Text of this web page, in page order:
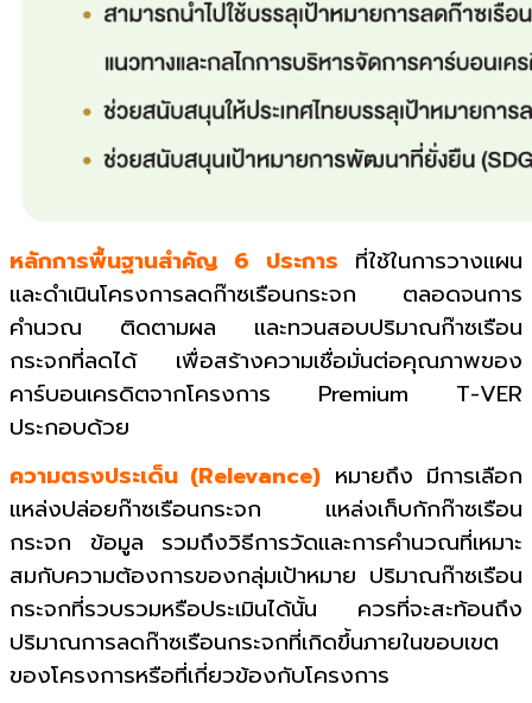
หลักการพื้นฐานสำคัญ 6 ประการ ที่ใช้ในการวางแผน
และดำเนินโครงการลดก๊าซเรือนกระจก ตลอดจนการ
คำนวณ ติดตามผล และทวนสอบปริมาณก๊าซเรือน
กระจกที่ลดได้ เพื่อสร้างความเชื่อมั่นต่อคุณภาพของ
คาร์บอนเครดิตจากโครงการ Premium T-VER
ประกอบด้วย
ความตรงประเด็น (Relevance) หมายถึง มีการเลือก
แหล่งปล่อยก๊าซเรือนกระจก แหล่งเก็บกักก๊าซเรือน
กระจก ข้อมูล รวมถึงวิธีการวัดและการคำนวณที่เหมาะ
สมกับความต้องการของกลุ่มเป้าหมาย ปริมาณก๊าซเรือน
กระจกที่รวบรวมหรือประเมินได้นั้น ควรที่จะสะท้อนถึง
ปริมาณการลดก๊าซเรือนกระจกที่เกิดขึ้นภายในขอบเขต
ของโครงการหรือที่เกี่ยวข้องกับโครงการ